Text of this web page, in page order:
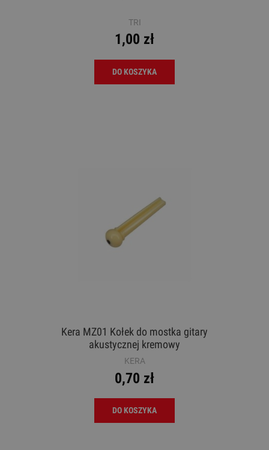
TRI
1,00 zł
DO KOSZYKA
Kera MZ01 Kołek do mostka gitary
akustycznej kremowy
KERA
0,70 zł
DO KOSZYKA